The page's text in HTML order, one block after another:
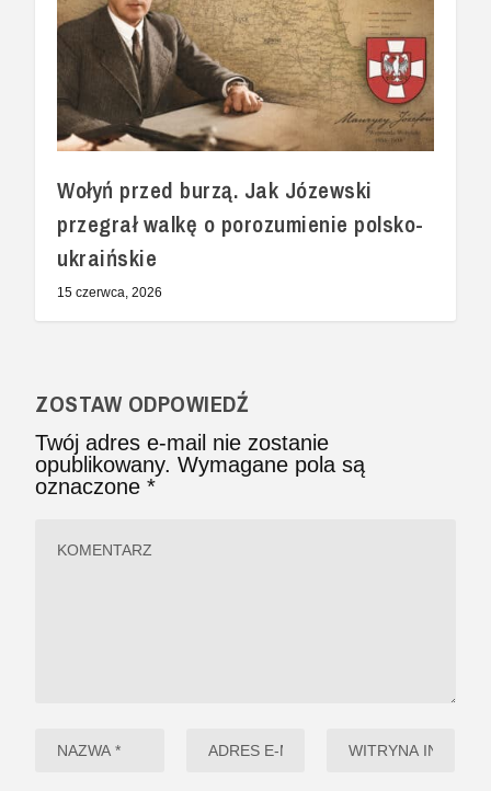
Wołyń przed burzą. Jak Józewski
przegrał walkę o porozumienie polsko-
ukraińskie
15 czerwca, 2026
ZOSTAW ODPOWIEDŹ
Twój adres e-mail nie zostanie
opublikowany. Wymagane pola są
oznaczone*